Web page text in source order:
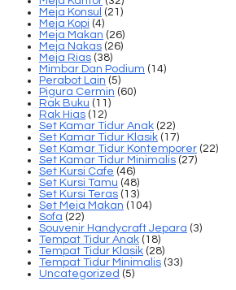
Meja Konsul (21)
Meja Kopi (4)
Meja Makan (26)
Meja Nakas (26)
Meja Rias (38)
Mimbar Dan Podium (14)
Perabot Lain (5)
Pigura Cermin (60)
Rak Buku (11)
Rak Hias (12)
Set Kamar Tidur Anak (22)
Set Kamar Tidur Klasik (17)
Set Kamar Tidur Kontemporer (22)
Set Kamar Tidur Minimalis (27)
Set Kursi Cafe (46)
Set Kursi Tamu (48)
Set Kursi Teras (13)
Set Meja Makan (104)
Sofa (22)
Souvenir Handycraft Jepara (3)
Tempat Tidur Anak (18)
Tempat Tidur Klasik (28)
Tempat Tidur Minimalis (33)
Uncategorized (5)